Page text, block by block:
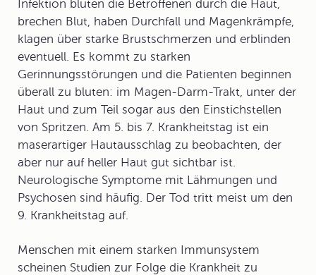
Infektion bluten die Betroffenen durch die Haut,
brechen Blut, haben Durchfall und Magenkrämpfe,
klagen über starke Brustschmerzen und erblinden
eventuell. Es kommt zu starken
Gerinnungsstörungen und die Patienten beginnen
überall zu bluten: im Magen-Darm-Trakt, unter der
Haut und zum Teil sogar aus den Einstichstellen
von Spritzen. Am 5. bis 7. Krankheitstag ist ein
maserartiger Hautausschlag zu beobachten, der
aber nur auf heller Haut gut sichtbar ist.
Neurologische Symptome mit Lähmungen und
Psychosen sind häufig. Der Tod tritt meist um den
9. Krankheitstag auf.
Menschen mit einem starken Immunsystem
scheinen Studien zur Folge die Krankheit zu